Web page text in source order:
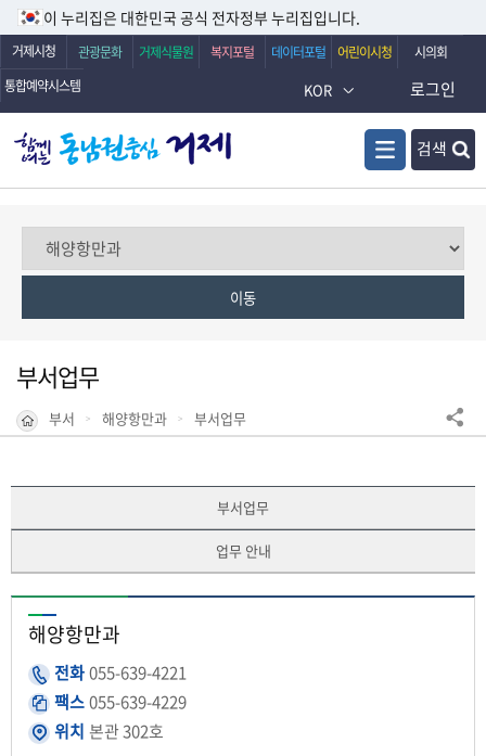
이 누리집은 대한민국 공식 전자정부 누리집입니다.
거제시청 관광문화 거제식물원 복지포털 데이터포털 어린이시청
시의회
통합예약시스템
KOR
검색
로그인
부서업무
부서 해양항만과 부서업무
부서업무
업무 안내
해양항만과
전화055-639-4221
팩스055-639-4229
위치 본관 302호